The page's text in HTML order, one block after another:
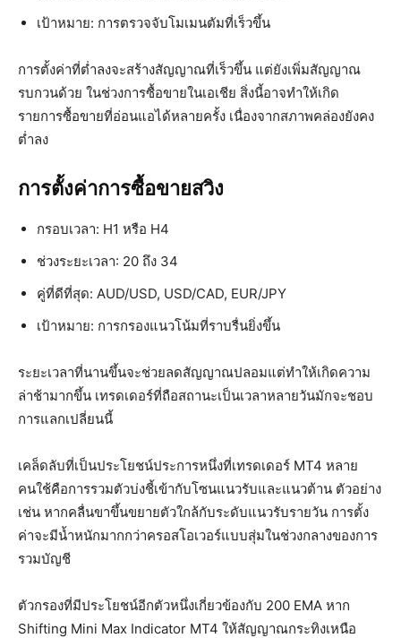
เป้าหมาย: การตรวจจับโมเมนตัมที่เร็วขึ้น
การตั้งค่าที่ต่ำลงจะสร้างสัญญาณที่เร็วขึ้น แต่ยังเพิ่มสัญญาณ
รบกวนด้วย ในช่วงการซื้อขายในเอเชีย สิ่งนี้อาจทำให้เกิด
รายการซื้อขายที่อ่อนแอได้หลายครั้ง เนื่องจากสภาพคล่องยังคง
ต่ำลง
การตั้งค่าการซื้อขายสวิง
กรอบเวลา: H1 หรือ H4
ช่วงระยะเวลา: 20 ถึง 34
คู่ที่ดีที่สุด: AUD/USD, USD/CAD, EUR/JPY
เป้าหมาย: การกรองแนวโน้มที่ราบรื่นยิ่งขึ้น
ระยะเวลาที่นานขึ้นจะช่วยลดสัญญาณปลอมแต่ทำให้เกิดความ
ล่าช้ามากขึ้น เทรดเดอร์ที่ถือสถานะเป็นเวลาหลายวันมักจะชอบ
การแลกเปลี่ยนนี้
เคล็ดลับที่เป็นประโยชน์ประการหนึ่งที่เทรดเดอร์ MT4 หลาย
คนใช้คือการรวมตัวบ่งชี้เข้ากับโซนแนวรับและแนวต้าน ตัวอย่าง
เช่น หากคลื่นขาขึ้นขยายตัวใกล้กับระดับแนวรับรายวัน การตั้ง
ค่าจะมีน้ำหนักมากกว่าครอสโอเวอร์แบบสุ่มในช่วงกลางของการ
รวมบัญชี
ตัวกรองที่มีประโยชน์อีกตัวหนึ่งเกี่ยวข้องกับ 200 EMA หาก
Shifting Mini Max Indicator MT4 ให้สัญญาณกระทิงเหนือ